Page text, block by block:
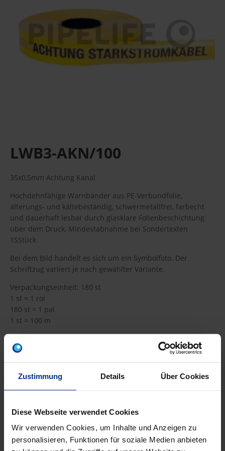
Zustimmung Details Über Cookies
Diese Webseite verwendet Cookies
Wir verwenden Cookies, um Inhalte und Anzeigen zu
personalisieren, Funktionen für soziale Medien anbieten
LWB3-AKN/100
35x0,5mm Achtung Kanal
Hochdehnfähige Warnbänder aus PE-Verbundfolie,
alterungs- und kältebeständig, schwermetallfrei, farbecht
und dauerhaft lesbar durch glasklare Folienbeschichtung
über dem Druck, Mindestabnahme bei Sondertexten
15Stück
Bei dem Bild handelt es sich um ein Symbolfoto. Der
Schriftzug variiert je nach gewählter Variante.
Verpackungseinheit: 180 st
1 st = 1 rol
180 st = 1 pal
1 st = 100 m
LWB3-AKN/100
MINUS
Min.: 1 st